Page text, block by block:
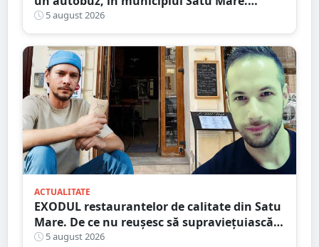
Ambulanța, la fața locului
5 august 2026
ACTUALITATE
EXODUL restaurantelor de calitate din Satu
Mare. De ce nu reușesc să supraviețuiască
localurile cu adevărat speciale?
5 august 2026